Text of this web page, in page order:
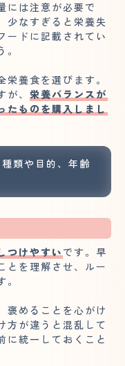
には注意が必要で
少なすぎると栄養失
ードに記載されてい
栄養食を選びます。
、 栄養バランスが
たものを購入しまし
類や目的、年齢
つけやすい です。早
とを理解させ、ルー
褒めることを心がけ
方が違うと混乱して
に統一しておくこと